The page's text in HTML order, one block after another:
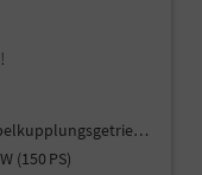
Doppelkupplungsgetriebe (DSG)
(150 PS)